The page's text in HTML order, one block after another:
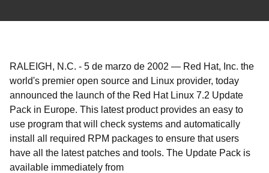
RALEIGH, N.C. - 5 de marzo de 2002 — Red Hat, Inc. the
world's premier open source and Linux provider, today
announced the launch of the Red Hat Linux 7.2 Update
Pack in Europe. This latest product provides an easy to
use program that will check systems and automatically
install all required RPM packages to ensure that users
have all the latest patches and tools. The Update Pack is
available immediately from